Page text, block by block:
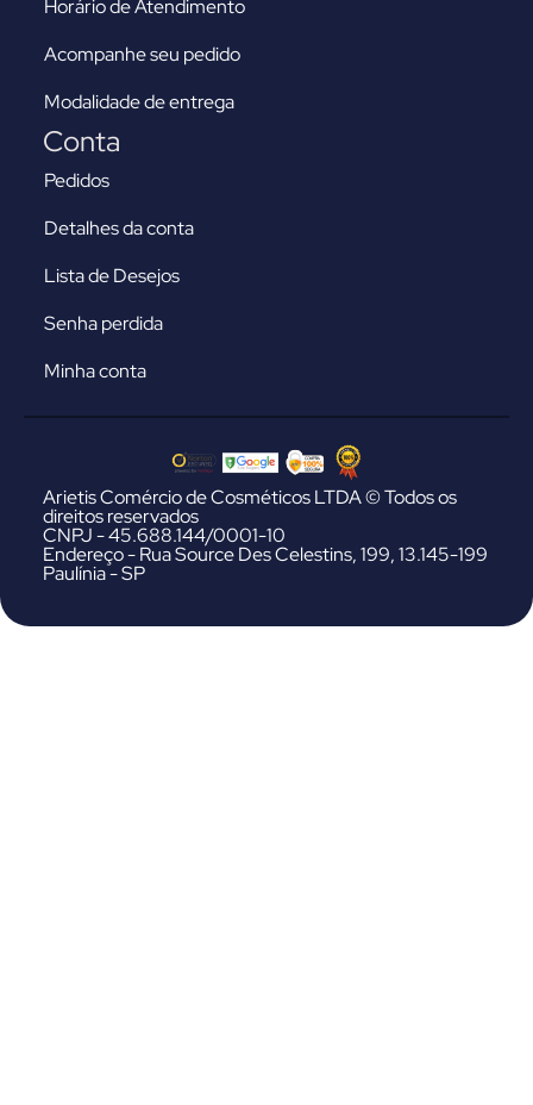
Horário de Atendimento
Acompanhe seu pedido
Modalidade de entrega
Conta
Pedidos
Detalhes da conta
Lista de Desejos
Senha perdida
Minha conta
Arietis Comércio de Cosméticos LTDA © Todos os
direitos reservados
CNPJ - 45.688.144/0001-10
Endereço - Rua Source Des Celestins, 199, 13.145-199
Paulínia - SP